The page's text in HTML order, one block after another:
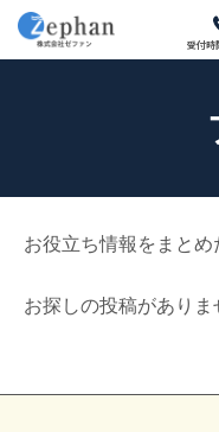
受付時
お役立ち情報をまとめ
お探しの投稿がありま